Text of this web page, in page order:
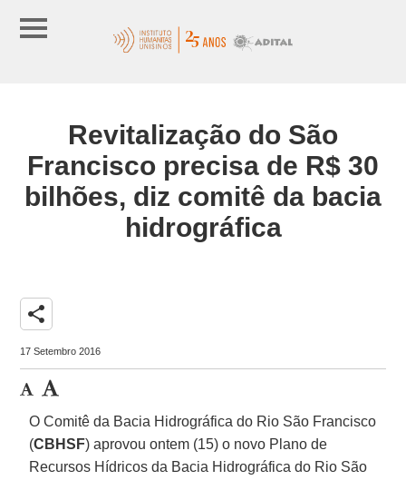
Revitalização do São
Francisco precisa de R$ 30
bilhões, diz comitê da bacia
hidrográfica
share
17 Setembro 2016
O Comitê da Bacia Hidrográfica do Rio São Francisco
(CBHSF) aprovou ontem (15) o novo Plano de
Recursos Hídricos da Bacia Hidrográfica do Rio São